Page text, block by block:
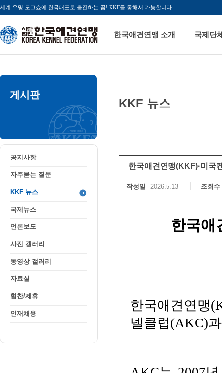
세계 유명 도그쇼에 한국대표로 출진하는 꿈! KKF를 통해서 가능합니다.
한국애견연맹 소개 국제단
게시판
공지사항
자주묻는 질문
KKF 뉴스
국제뉴스
언론보도
사진 갤러리
동영상 갤러리
자료실
협찬/제휴
인재채용
KKF 뉴스